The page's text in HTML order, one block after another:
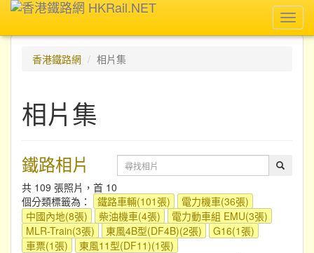
香港鐵路網
相片集
相片集
鐵路相片
共 109 張照片，首 10
個分類標籤為：
鐵路車輛(101張)
電力機車(36張)
中國內地(8張)
柴油機車(4張)
電力動車組 EMU(3張)
MLR-Train(3張)
東風4B型(DF4B)(2張)
G16(1張)
車票(1張)
東風11型(DF11)(1張)